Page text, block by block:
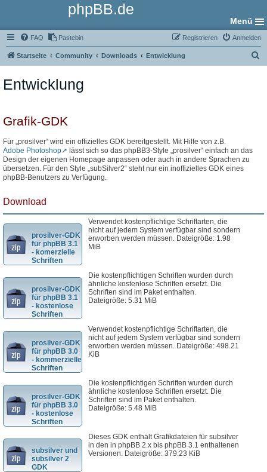
phpBB.de
Menü
FAQ Pastebin Anmelden
Registrieren
Startseite Community Downloads Entwicklung
Entwicklung
Grafik-GDK
Für „prosilver“ wird ein offizielles GDK bereitgestellt. Mit Hilfe von z.B.
Adobe Photoshop
lässt sich so das phpBB3-Style „prosilver“ einfach an das
Design der eigenen Homepage anpassen oder auch in andere Sprachen zu
übersetzen. Für den Style „subSilver2“ steht nur ein inoffizielles GDK eines
phpBB-Benutzers zu Verfügung.
Download
prosilver-GDK
für phpBB 3.1
- komerzielle
Schriften
Verwendet kostenpflichtige Schriftarten, die
nicht auf jedem System verfügbar sind sondern
erworben werden müssen. Dateigröße: 1.98
MiB
prosilver-GDK
für phpBB 3.1
- kostenlose
Schriften
Die kostenpflichtigen Schriften wurden durch
ähnliche kostenlose Schriften ersetzt. Die
Schriften sind im Paket enthalten.
Dateigröße: 5.31 MiB
prosilver-GDK
für phpBB 3.0
- kommerzielle
Schriften
Verwendet kostenpflichtige Schriftarten, die
nicht auf jedem System verfügbar sind sondern
erworben werden müssen. Dateigröße: 498.21
KiB
prosilver-GDK
für phpBB 3.0
- kostenlose
Schriften
Die kostenpflichtigen Schriften wurden durch
ähnliche kostenlose Schriften ersetzt. Die
Schriften sind im Paket enthalten.
Dateigröße: 5.48 MiB
subsilver und
subsilver 2
GDK
Dieses GDK enthält Grafikdateien für subsilver
in den in phpBB 2.x bis phpBB 3.1 enthaltenen
Versionen. Dateigröße: 379.23 KiB